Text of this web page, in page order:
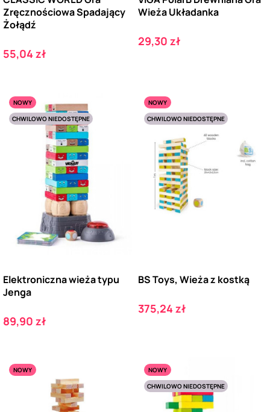
Zręcznościowa Spadający
Żołądź
Cena
55,04 zł
Wieża Układanka
Cena
29,30 zł
NOWY
CHWILOWO NIEDOSTĘPNE
Elektroniczna wieża typu
Jenga
Cena
89,90 zł
NOWY
CHWILOWO NIEDOSTĘPNE
BS Toys, Wieża z kostką
Cena
375,24 zł
NOWY
NOWY
CHWILOWO NIEDOSTĘPNE